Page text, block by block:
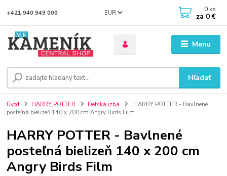
Menu
EUR
Hľadať
+421 940 949 000 0 ks
za 0 €
Úvod HARRY POTTER Detská izba
HARRY POTTER - Bavlnené
posteľná bielizeň 140 x 200 cm Angry Birds Film
HARRY POTTER - Bavlnené
posteľná bielizeň 140 x 200 cm
Angry Birds Film